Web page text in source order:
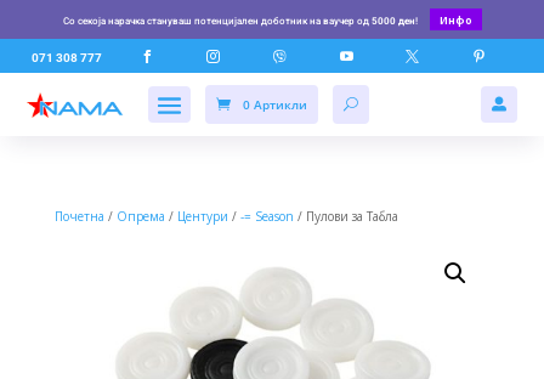
Со секоја нарачка стануваш потенцијален доботник на ваучер од 5000 ден! Инфо
071 308 777      
0 Артикли 
Почетна / Опрема / Центури / -= Season / Пулови за Табла